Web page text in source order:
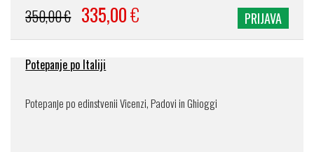
350,00 € 335,00€ PRIJAVA
Potepanje po Italiji
Potepanje po edinstvenii Vicenzi, Padovi in Ghioggi